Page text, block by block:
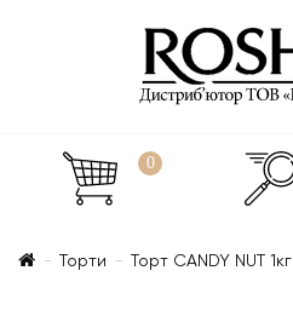
0
Торти Торт CANDY NUT 1кг